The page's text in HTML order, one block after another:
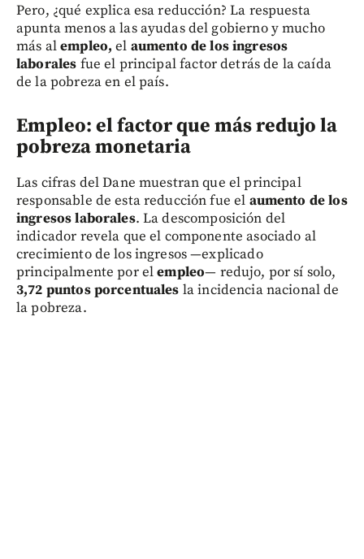
Pero, ¿qué explica esa reducción? La respuesta
apunta menos a las ayudas del gobierno y mucho
más alempleo, el aumento de los ingresos
laborales fue el principal factor detrás de la caída
de la pobreza en el país.
Empleo: el factor que más redujo la
pobreza monetaria
Las cifras del Dane muestran que el principal
responsable de esta reducción fue el aumento de los
ingresos laborales. La descomposición del
indicador revela que el componente asociado al
crecimiento de los ingresos —explicado
principalmente por elempleo— redujo, por sí solo,
3,72 puntos porcentuales la incidencia nacional de
la pobreza.